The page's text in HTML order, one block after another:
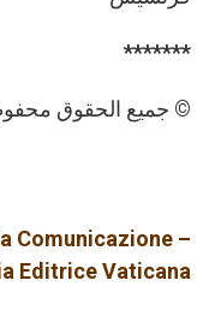
*******
© جميع الحقوق محفوظة
Comunicazione –
Editrice Vaticana